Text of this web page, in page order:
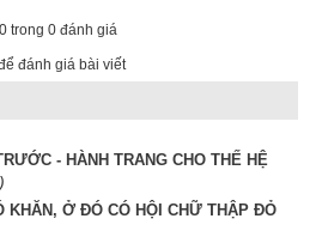
trong 0 đánh giá
đánh giá bài viết
- HÀNH TRANG CHO THẾ HỆ
KHĂN, Ở ĐÓ CÓ HỘI CHỮ THẬP ĐỎ